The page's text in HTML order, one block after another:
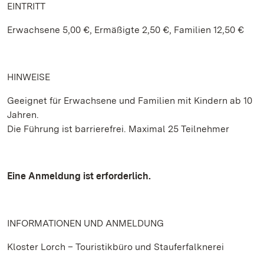
EINTRITT
Erwachsene 5,00 €, Ermäßigte 2,50 €, Familien 12,50 €
HINWEISE
Geeignet für Erwachsene und Familien mit Kindern ab 10
Jahren.
Die Führung ist barrierefrei. Maximal 25 Teilnehmer
Eine Anmeldung ist erforderlich.
INFORMATIONEN UND ANMELDUNG
Kloster Lorch – Touristikbüro und Stauferfalknerei